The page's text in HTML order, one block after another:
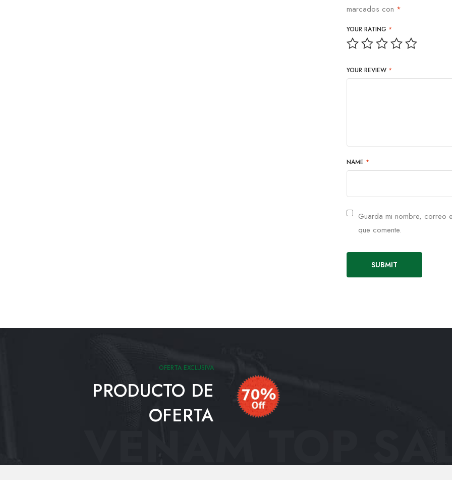
marcados con *
YOUR RATING *
YOUR REVIEW *
NAME *
Guarda mi nombre, correo
que comente.
OFERTA EXCLUSIVA
PRODUCTO DE
OFERTA
VENAM TOP